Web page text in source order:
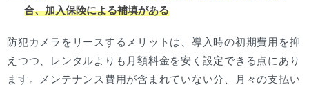
合、加入保険による補填がある
防犯カメラをリースするメリットは、導入時の初期費用を抑
えつつ、レンタルよりも月額料金を安く設定できる点にあり
ます。メンテナンス費用が含まれていない分、月々の支払い